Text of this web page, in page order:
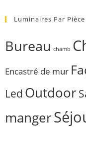
Luminaires Par Pièce
Bureau chamb
Encastré de mur
Led Outdoor
manger